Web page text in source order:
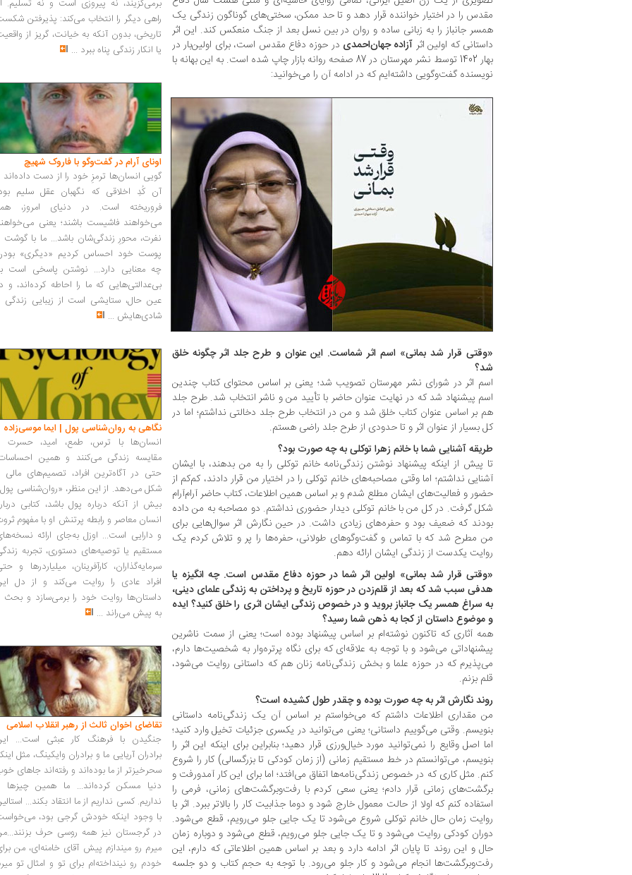
مقدس را در اختیار خواننده قرار دهد و تا حد ممکن، سختی‌های گوناگون زندگی یک
همسر جانباز را به زبانی ساده و روان در بین نسل بعد از جنگ منعکس کند. این اثر
داستانی که اولین اثر آزاده جهان‌احمدی در حوزه دفاع مقدس است، برای اولین‌بار در
بهار 1402 توسط نشر مهرستان در 87 صفحه روانه بازار چاپ شده است. به این بهانه با
نویسنده گفت‌وگویی داشته‌ایم که در ادامه آن را می‌خوانید:
«وقتی قرار شد بمانی» اسم اثر شماست. این عنوان و طرح جلد اثر چگونه خلق
شد؟
اسم اثر در شورای نشر مهرستان تصویب شد؛ یعنی بر اساس محتوای کتاب چندین
اسم پیشنهاد شد که در نهایت عنوان حاضر با تأیید من و ناشر انتخاب شد. طرح جلد
هم بر اساس عنوان کتاب خلق شد و من در انتخاب طرح جلد دخالتی نداشتم؛ اما در
کل بسیار از عنوان اثر و تا حدودی از طرح جلد راضی هستم.
طریقه آشنایی شما با خانم زهرا توکلی به چه صورت بود؟
تا پیش از اینکه پیشنهاد نوشتن زندگی‌نامه خانم توکلی را به من بدهند، با ایشان
آشنایی نداشتم؛ اما وقتی مصاحبه‌های خانم توکلی را در اختیار من قرار دادند، کم‌کم از
حضور و فعالیت‌های ایشان مطلع شدم و بر اساس همین اطلاعات، کتاب حاضر آرام‌آرام
شکل گرفت. در کل من با خانم توکلی دیدار حضوری نداشتم. دو مصاحبه به من داده
بودند که ضعیف بود و حفره‌های زیادی داشت. در حین نگارش اثر سوال‌هایی برای
من مطرح شد که با تماس و گفت‌وگوهای طولانی، حفره‌ها را پر و تلاش کردم یک
روایت یکدست از زندگی ایشان ارائه دهم.
«وقتی قرار شد بمانی» اولین اثر شما در حوزه دفاع مقدس است. چه انگیزه یا
هدفی سبب شد که بعد از قلم‌زدن در حوزه تاریخ و پرداختن به زندگی علمای دینی،
به ‌سراغ همسر یک جانباز بروید و در خصوص زندگی ایشان اثری را خلق کنید؟ ایده
و موضوع داستان از کجا به ذهن شما رسید؟
همه آثاری که تاکنون نوشته‌ام بر اساس پیشنهاد بوده است؛ یعنی از سمت ناشرین
پیشنهاداتی می‌شود و با توجه به علاقه‌ای که برای نگاه پرتره‌وار به شخصیت‌ها دارم،
می‌پذیرم که در حوزه علما و بخش زندگی‌نامه زنان هم که داستانی روایت می‌شود،
قلم بزنم.
روند نگارش اثر به چه صورت بوده و چقدر طول کشیده است؟
من مقداری اطلاعات داشتم که می‌خواستم بر اساس آن یک زندگی‌نامه داستانی
بنویسم. وقتی می‌گوییم داستانی؛ یعنی می‌توانید در یکسری جزئیات تخیل وارد کنید؛
اما اصل وقایع را نمی‌توانید مورد خیال‌ورزی قرار دهید؛ بنابراین برای اینکه این اثر را
بنویسم، می‌توانستم در خط مستقیم زمانی (از زمان کودکی تا بزرگسالی) کار را شروع
کنم. مثل کاری که در خصوص زندگی‌نامه‌ها اتفاق می‌افتد؛ اما برای این کار آمدورفت و
برگشت‌های زمانی قرار دادم؛ یعنی سعی کردم با رفت‌وبرگشت‌های زمانی، فرمی را
استفاده کنم که اولا از حالت معمول خارج شود و دوما جذابیت کار را بالاتر ببرد. اثر با
روایت زمان حال خانم توکلی شروع می‌شود تا یک جایی جلو می‌رویم، قطع می‌شود.
دوران کودکی روایت می‌شود و تا یک جایی جلو می‌رویم، قطع می‌شود و دوباره زمان
حال و این روند تا پایان اثر ادامه دارد و بعد بر اساس همین اطلاعاتی که دارم، این
رفت‌وبرگشت‌ها انجام می‌شود و کار جلو می‌رود. با توجه به حجم کتاب و دو جلسه
برمی‌گزیند، نه پیروزی است و نه تسلیم.
راهی دیگر را انتخاب می‌کند: پذیرفتن
تاریخی، بدون آنکه به خیانت، گریز از
یا انکار زندگی پناه ببرد ...
اونای آرام در گفت‌وگو با فاروک شهیچ‭
گویی انسان‌ها ترمزِ خود را از دست داده‌اند
آن کُدِ اخلاقی که نگهبان عقل سلیم
فروریخته است. در دنیای امروز،
می‌خواهند فاشیست باشند؛ یعنی
نفرت، محورِ زندگی‌شان باشد... ما با گوشت
پوست خود احساس کردیم «دیگری»
چه معنایی دارد... نوشتن پاسخی است
بی‌عدالتی‌هایی که ما را احاطه کرده‌اند، و
عین حال، ستایشی است از زیبایی زندگی
شادی‌هایش ...
نگاهی به روان‌شناسی پول | ایما موسی‌زاده
انسان‌ها با ترس، طمع، امید، حسرت
مقایسه زندگی می‌کنند و همین
حتی در آگاه‌ترین افراد، تصمیم‌های مالی
شکل می‌دهد. از این منظر، «روان‌شناسی
بیش از آنکه درباره پول باشد، کتابی
انسان معاصر و رابطه پرتنش او با مفهوم
و دارایی است... اوزل به‌جای ارائه
مستقیم یا توصیه‌های دستوری، تجربه
سرمایه‌گذاران، کارآفرینان، میلیاردرها و
افراد عادی را روایت می‌کند و از دل
داستان‌ها روایت خود را برمی‌سازد و بحث
به پیش می‌راند ...
تقاضای اخوان ثالث از رهبر انقلاب اسلامی
جنگیدن با فرهنگ کار عبثی است...
برادران آریایی ما و برادران وایکینگ، مثل
سحرخیزتر از ما بوده‌اند و رفته‌اند جاهای
دنیا مسکن کرده‌اند... ما همین چیزها
نداریم. کسی نداریم از ما انتقاد بکند...
با وجود اینکه خودش گرجی بود،
در گرجستان نیز همه روسی حرف
میرم رو میندازم پیش آقای خامنه‌ای، من
خودم رو نینداخته‌ام برای تو و امثال تو